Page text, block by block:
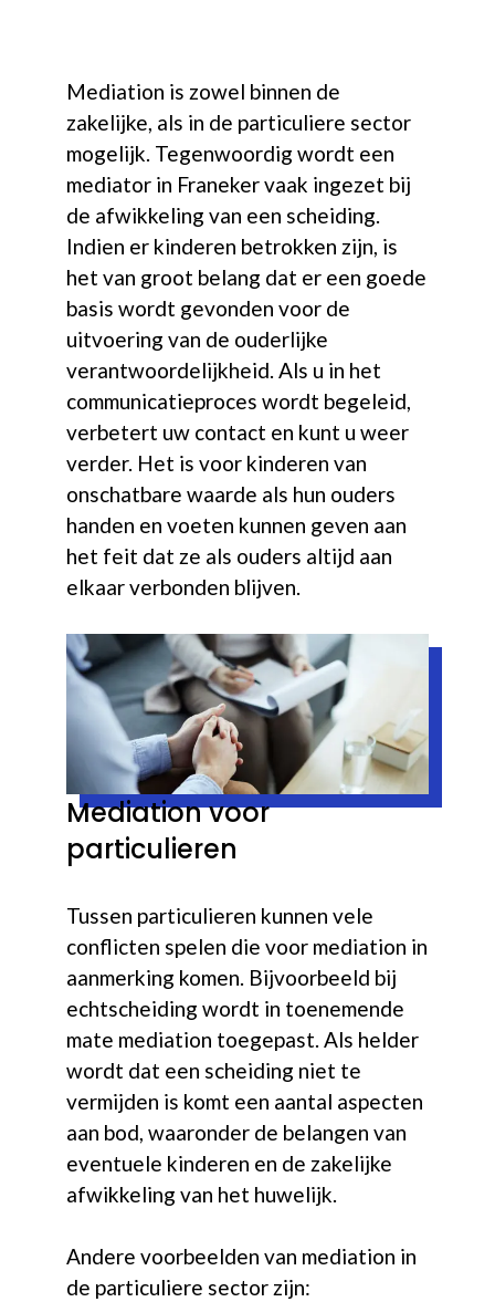
Mediation is zowel binnen de
zakelijke, als in de particuliere sector
mogelijk. Tegenwoordig wordt een
mediator in Franeker vaak ingezet bij
de afwikkeling van een scheiding.
Indien er kinderen betrokken zijn, is
het van groot belang dat er een goede
basis wordt gevonden voor de
uitvoering van de ouderlijke
verantwoordelijkheid. Als u in het
communicatieproces wordt begeleid,
verbetert uw contact en kunt u weer
verder. Het is voor kinderen van
onschatbare waarde als hun ouders
handen en voeten kunnen geven aan
het feit dat ze als ouders altijd aan
elkaar verbonden blijven.
Mediation voor
particulieren
Tussen particulieren kunnen vele
conflicten spelen die voor mediation in
aanmerking komen. Bijvoorbeeld bij
echtscheiding wordt in toenemende
mate mediation toegepast. Als helder
wordt dat een scheiding niet te
vermijden is komt een aantal aspecten
aan bod, waaronder de belangen van
eventuele kinderen en de zakelijke
afwikkeling van het huwelijk.
Andere voorbeelden van mediation in
de particuliere sector zijn: